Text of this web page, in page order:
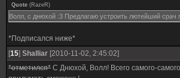
Quote (RazeR)
Волл, с днюхой :3 Предлагаю устроить лютейший срач
*Подписался ниже*
[15] Shalliar [2010-11-02, 2:45:02]
*отметился* С Днюхой, Волл! Всего самого-